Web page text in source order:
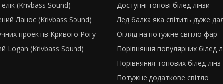
(Krivbass Sound)
Ланос (Krivbass Sound)
проектів Кривого Рогу
Logan (Krivbass Sound)
Доступні топові білед лінзи
Лед балка яка світить дуже
Огляд на потужне світло фар
Порівняння популярних білед
Порівняння топових білед лінз
Потужне додаткове світло